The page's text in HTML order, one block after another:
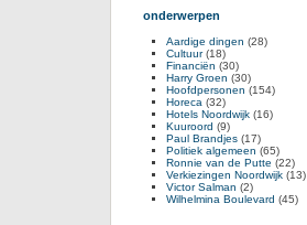
onderwerpen
Aardige dingen (28)
Cultuur(18)
Financiën (30)
Harry Groen (30)
Hoofdpersonen (154)
Horeca (32)
Hotels Noordwijk (16)
Kuuroord (9)
Paul Brandjes (17)
Politiek algemeen (65)
Ronnie van de Putte (22)
Verkiezingen Noordwijk (13)
Victor Salman (2)
Wilhelmina Boulevard (45)